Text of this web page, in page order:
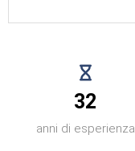
32
anni di esperienza